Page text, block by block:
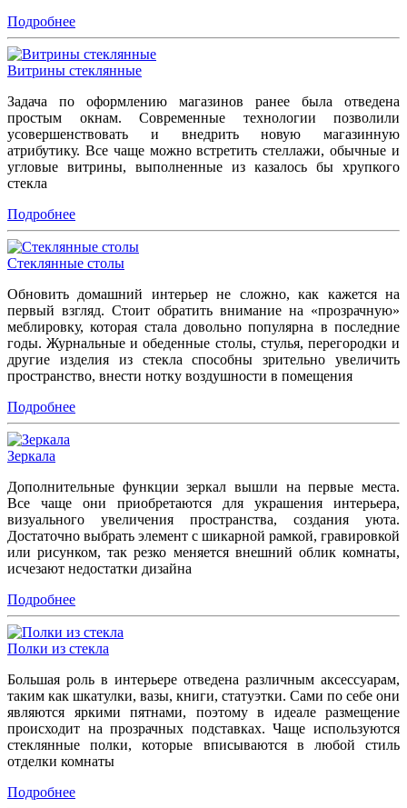
Подробнее
Витрины стеклянные
Задача по оформлению магазинов ранее была отведена
простым окнам. Современные технологии позволили
усовершенствовать и внедрить новую магазинную
атрибутику. Все чаще можно встретить стеллажи, обычные и
угловые витрины, выполненные из казалось бы хрупкого
стекла
Подробнее
Стеклянные столы
Обновить домашний интерьер не сложно, как кажется на
первый взгляд. Стоит обратить внимание на «прозрачную»
меблировку, которая стала довольно популярна в последние
годы. Журнальные и обеденные столы, стулья, перегородки и
другие изделия из стекла способны зрительно увеличить
пространство, внести нотку воздушности в помещения
Подробнее
Зеркала
Дополнительные функции зеркал вышли на первые места.
Все чаще они приобретаются для украшения интерьера,
визуального увеличения пространства, создания уюта.
Достаточно выбрать элемент с шикарной рамкой, гравировкой
или рисунком, так резко меняется внешний облик комнаты,
исчезают недостатки дизайна
Подробнее
Полки из стекла
Большая роль в интерьере отведена различным аксессуарам,
таким как шкатулки, вазы, книги, статуэтки. Сами по себе они
являются яркими пятнами, поэтому в идеале размещение
происходит на прозрачных подставках. Чаще используются
стеклянные полки, которые вписываются в любой стиль
отделки комнаты
Подробнее